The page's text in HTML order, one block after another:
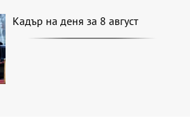
Кадър на деня за 8 август